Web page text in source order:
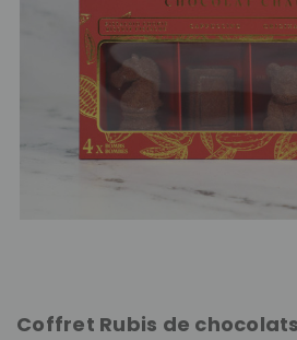
Coffret Rubis de